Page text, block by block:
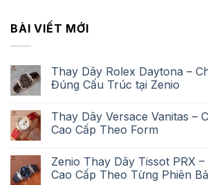
BÀI VIẾT MỚI
Thay Dây Rolex Daytona –
Đúng Cấu Trúc tại Zenio
Thay Dây Versace Vanitas –
Cao Cấp Theo Form
Zenio Thay Dây Tissot PRX
Cao Cấp Theo Từng Phiên